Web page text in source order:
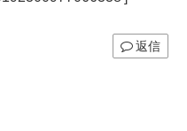
返信